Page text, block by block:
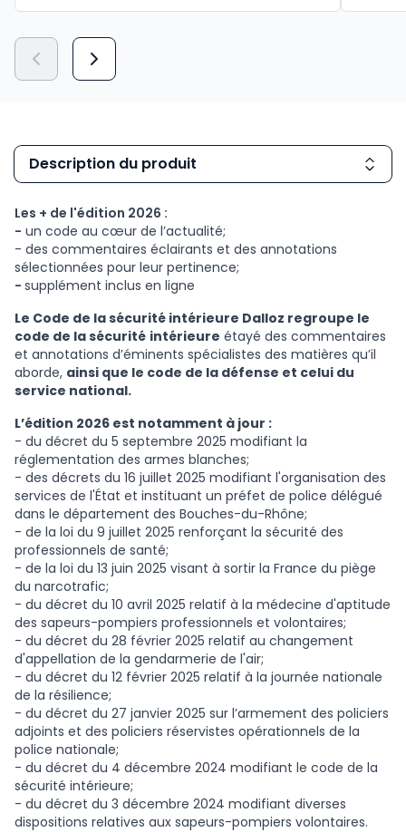
Description du produit
Les + de l'édition 2026 :
- un code au cœur de l’actualité;
- des commentaires éclairants et des annotations
sélectionnées pour leur pertinence;
- supplément inclus en ligne
Le Code de la sécurité intérieure Dalloz regroupe le
code de la sécurité intérieure étayé des commentaires
et annotations d’éminents spécialistes des matières qu’il
aborde, ainsi que le code de la défense et celui du
service national.
L’édition 2026 est notamment à jour :
- du décret du 5 septembre 2025 modifiant la
réglementation des armes blanches;
- des décrets du 16 juillet 2025 modifiant l'organisation des
services de l'État et instituant un préfet de police délégué
dans le département des Bouches-du-Rhône;
- de la loi du 9 juillet 2025 renforçant la sécurité des
professionnels de santé;
- de la loi du 13 juin 2025 visant à sortir la France du piège
du narcotrafic;
- du décret du 10 avril 2025 relatif à la médecine d'aptitude
des sapeurs-pompiers professionnels et volontaires;
- du décret du 28 février 2025 relatif au changement
d'appellation de la gendarmerie de l'air;
- du décret du 12 février 2025 relatif à la journée nationale
de la résilience;
- du décret du 27 janvier 2025 sur l’armement des policiers
adjoints et des policiers réservistes opérationnels de la
police nationale;
- du décret du 4 décembre 2024 modifiant le code de la
sécurité intérieure;
- du décret du 3 décembre 2024 modifiant diverses
dispositions relatives aux sapeurs-pompiers volontaires.